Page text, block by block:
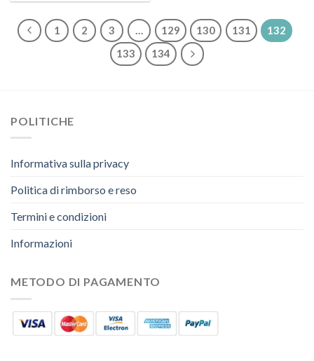
1 2 3 129 130 131
132
133
134
POLITICHE
Informativa sulla privacy
Politica di rimborso e reso
Termini e condizioni
Informazioni
METODO DI PAGAMENTO